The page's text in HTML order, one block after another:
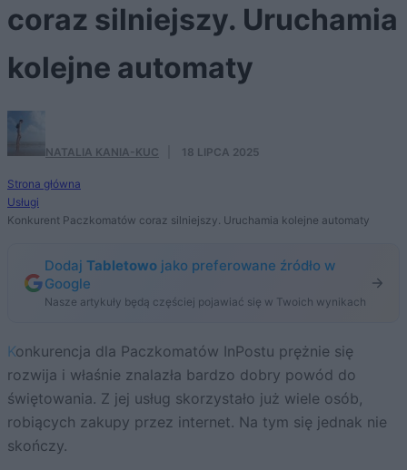
coraz silniejszy. Uruchamia
kolejne automaty
NATALIA KANIA-KUC 18 LIPCA 2025
Strona główna
Usługi
Konkurent Paczkomatów coraz silniejszy. Uruchamia kolejne automaty
Dodaj Tabletowo jako preferowane źródło w
Google
Nasze artykuły będą częściej pojawiać się w Twoich wynikach
Konkurencja dla Paczkomatów InPostu prężnie się
rozwija i właśnie znalazła bardzo dobry powód do
świętowania. Z jej usług skorzystało już wiele osób,
robiących zakupy przez internet. Na tym się jednak nie
skończy.